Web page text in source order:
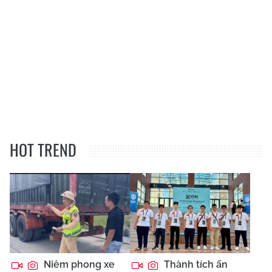
HOT TREND
Niêm phong xe
Thành tích ấn